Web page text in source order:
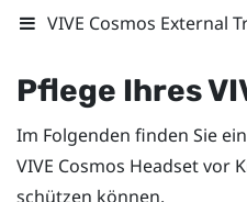
VIVE Cosmos External
Pflege Ihres
Im Folgenden finden Sie
VIVE Cosmos Headset vor
schützen können.